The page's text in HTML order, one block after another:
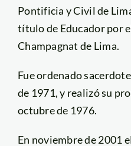
Pontificia y Civil de
título de Educador por
Champagnat de Lima.
Fue ordenado
de 1971, y realizó su
octubre de 1976.
En noviembre de 2001